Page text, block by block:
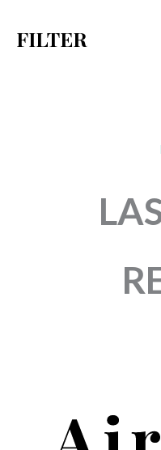
FILTER